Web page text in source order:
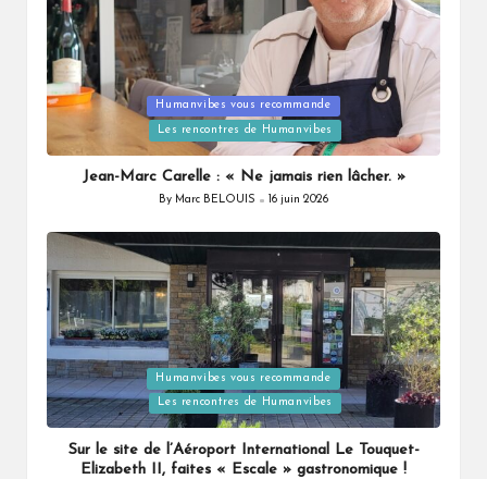
Posted
in
Humanvibes vous recommande
Les rencontres de Humanvibes
Jean-Marc Carelle : « Ne jamais rien lâcher. »
Posted
By Marc BELOUIS 16 juin 2026
Posted
in
Humanvibes vous recommande
Les rencontres de Humanvibes
Sur le site de l’Aéroport International Le Touquet-
Elizabeth II, faites « Escale » gastronomique !